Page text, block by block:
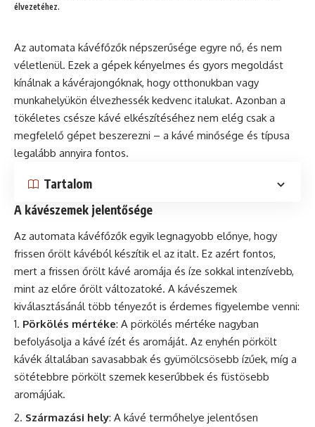
élvezetéhez.
Az automata kávéfőzők népszerűsége egyre nő, és nem
véletlenül. Ezek a gépek kényelmes és gyors megoldást
kínálnak a kávérajongóknak, hogy otthonukban vagy
munkahelyükön élvezhessék kedvenc italukat. Azonban a
tökéletes csésze kávé elkészítéséhez nem elég csak a
megfelelő gépet beszerezni – a kávé minősége és típusa
legalább annyira fontos.
Tartalom
A kávészemek jelentősége
Az automata kávéfőzők egyik legnagyobb előnye, hogy
frissen őrölt kávéból készítik el az italt. Ez azért fontos,
mert a frissen őrölt kávé aromája és íze sokkal intenzívebb,
mint az előre őrölt változatoké. A kávészemek
kiválasztásánál több tényezőt is érdemes figyelembe venni:
Pörkölés mértéke: A pörkölés mértéke nagyban
befolyásolja a kávé ízét és aromáját. Az enyhén pörkölt
kávék általában savasabbak és gyümölcsösebb ízűek, míg a
sötétebbre pörkölt szemek keserűbbek és füstösebb
aromájúak.
Származási hely: A kávé termőhelye jelentősen